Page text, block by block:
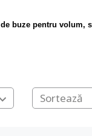
buze pentru volum,
Sortează